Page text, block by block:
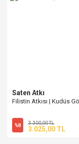
Saten Atkı
Filistin Atkısı | Kudüs
%8 3.300,00 TL
3.025,00 TL